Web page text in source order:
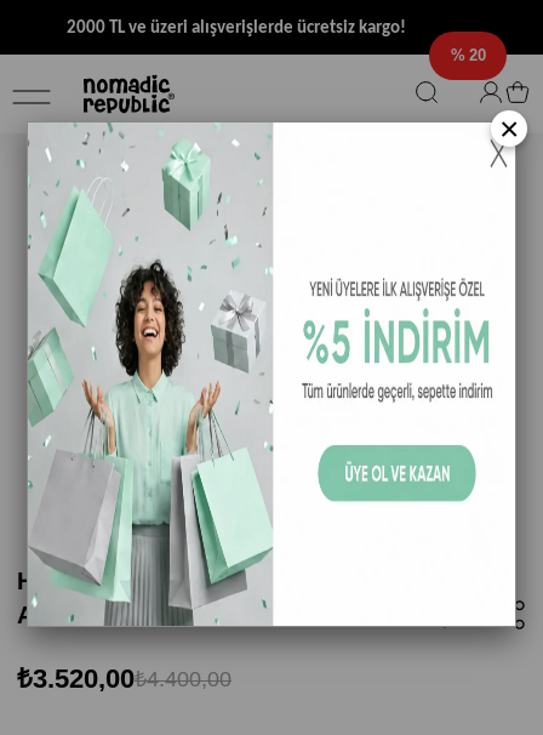
2000 TL ve üzeri alışverişlerde ücretsiz kargo!
20
Helly Hansen Crewline Polo Erkek T-Shirt -
Antrasit
₺4.400,00
₺3.520,00
×